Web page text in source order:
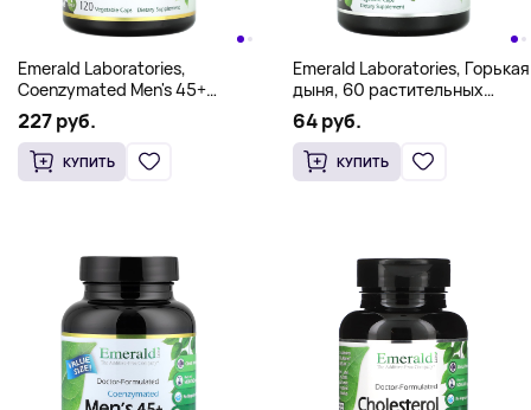
Emerald Laboratories,
Coenzymated Men's 45+
Clinical + Multi, 120
растительных капсул
227 руб.
КУПИТЬ
Emerald Laboratories, Горькая
дыня, 60 растительных
капсул (500 мг в капсуле)
64 руб.
КУПИТЬ